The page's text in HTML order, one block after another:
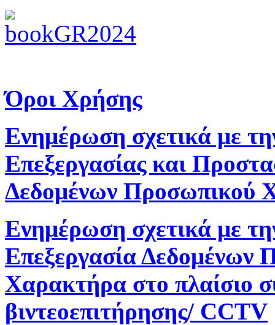
Όροι Χρήσης
Ενημέρωση σχετικά με
Επεξεργασίας και
Δεδομένων Προσωπικού
Ενημέρωση σχετικά με
Επεξεργασία Δεδομένων
Χαρακτήρα στο πλαίσιο
βιντεοεπιτήρησης/ CCTV